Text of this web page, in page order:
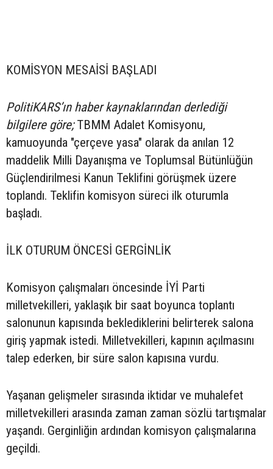
KOMİSYON MESAİSİ BAŞLADI
PolitiKARS’ın haber kaynaklarından derlediği
bilgilere göre;TBMM Adalet Komisyonu,
kamuoyunda "çerçeve yasa" olarak da anılan 12
maddelik Milli Dayanışma ve Toplumsal Bütünlüğün
Güçlendirilmesi Kanun Teklifini görüşmek üzere
toplandı. Teklifin komisyon süreci ilk oturumla
başladı.
İLK OTURUM ÖNCESİ GERGİNLİK
Komisyon çalışmaları öncesinde İYİ Parti
milletvekilleri, yaklaşık bir saat boyunca toplantı
salonunun kapısında beklediklerini belirterek salona
giriş yapmak istedi. Milletvekilleri, kapının açılmasını
talep ederken, bir süre salon kapısına vurdu.
Yaşanan gelişmeler sırasında iktidar ve muhalefet
milletvekilleri arasında zaman zaman sözlü tartışmalar
yaşandı. Gerginliğin ardından komisyon çalışmalarına
geçildi.